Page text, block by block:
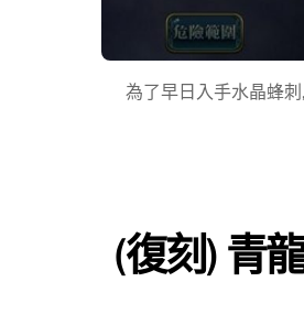
為了早日入手水晶蜂
(復刻) 青